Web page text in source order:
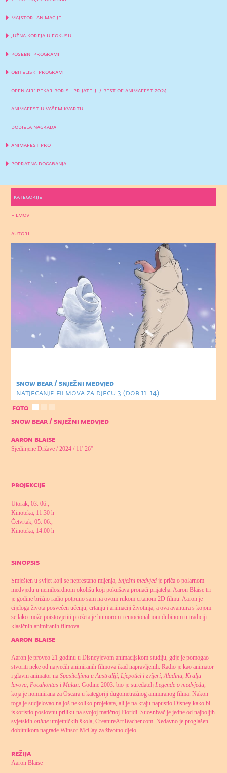
majstori animacije
južna koreja u fokusu
posebni programi
obiteljski program
open air: pekar boris i prijatelji / best of animafest 2024
animafest u vašem kvartu
dodjela nagrada
animafest pro
popratna događanja
kategorije
filmovi
autori
snow bear / snježni medvjed
natjecanje filmova za djecu 3 (dob 11-14)
foto
snow bear / snježni medvjed
aaron blaise
Sjedinjene Države / 2024 / 11' 26''
projekcije
Utorak, 03. 06.,
Kinoteka, 11:30 h
Četvrtak, 05. 06.,
Kinoteka, 14:00 h
sinopsis
Smješten u svijet koji se neprestano mijenja,Snježni medvjedje priča o polarnom
medvjedu u nemilosrdnom okolišu koji pokušava pronaći prijatelja. Aaron Blaise tri
je godine brižno radio potpuno sam na ovom rukom crtanom 2D filmu. Aaron je
cijeloga života posvećen učenju, crtanju i animaciji životinja, a ova avantura s kojom
se lako može poistovjetiti prožeta je humorom i emocionalnom dubinom u tradiciji
klasičnih animiranih filmova.
aaron blaise
Aaron je proveo 21 godinu u Disneyjevom animacijskom studiju, gdje je pomogao
stvoriti neke od najvećih animiranih filmova ikad napravljenih. Radio je kao animator
i glavni animator naSpasiteljima u Australiji,Ljepotici i zvijeri,Aladinu,Kralju
lavova,Pocahontas iMulan. Godine 2003. bio je suredateljLegende o medvjedu,
koja je nominirana za Oscara u kategoriji dugometražnog animiranog filma. Nakon
toga je sudjelovao na još nekoliko projekata, ali je na kraju napustio Disney kako bi
iskoristio poslovnu priliku na svojoj matičnoj Floridi. Suosnivač je jedne od najboljih
svjetskihonline umjetničkih škola, CreatureArtTeacher.com. Nedavno je proglašen
dobitnikom nagrade Winsor McCay za životno djelo.
režija
Aaron Blaise